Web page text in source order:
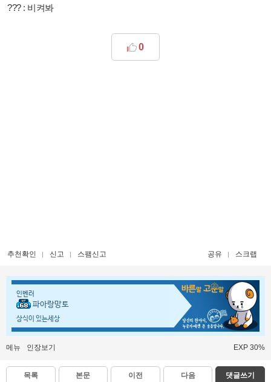
??? : 비켜봐
0
추천확인 신고 스팸신고 공유 스크랩
인벤러
파아랑망토
상식이 있는세상
메뉴 인장보기 EXP 30%
목록 본문 이전 다음 댓글쓰기